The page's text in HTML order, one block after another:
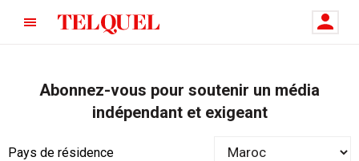
Abonnez-vous pour soutenir un média
indépendant et exigeant
Pays de résidence